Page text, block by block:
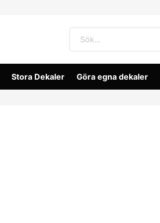
Stora Dekaler Göra egna dekaler